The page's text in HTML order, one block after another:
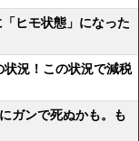
ヒモ状態」になった
況！この状況で減税
ガンで死ぬかも。も